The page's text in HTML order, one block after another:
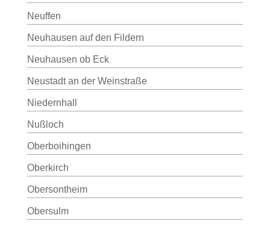
Neuffen
Neuhausen auf den Fildern
Neuhausen ob Eck
Neustadt an der Weinstraße
Niedernhall
Nußloch
Oberboihingen
Oberkirch
Obersontheim
Obersulm